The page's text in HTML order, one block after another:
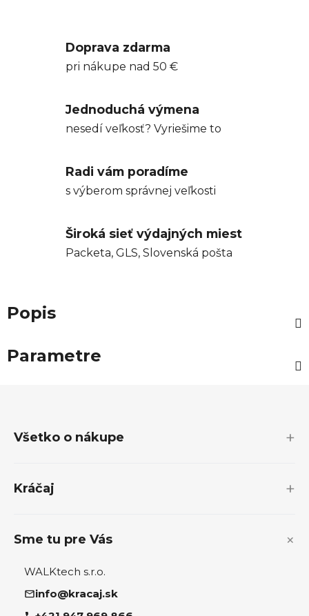
Doprava zdarma
pri nákupe nad 50 €
Jednoduchá výmena
nesedí veľkosť? Vyriešime to
Radi vám poradíme
s výberom správnej veľkosti
Široká sieť výdajných miest
Packeta, GLS, Slovenská pošta
Popis
Parametre
Všetko o nákupe
Kráčaj
Sme tu pre Vás
WALKtech s.r.o.
info@kracaj.sk